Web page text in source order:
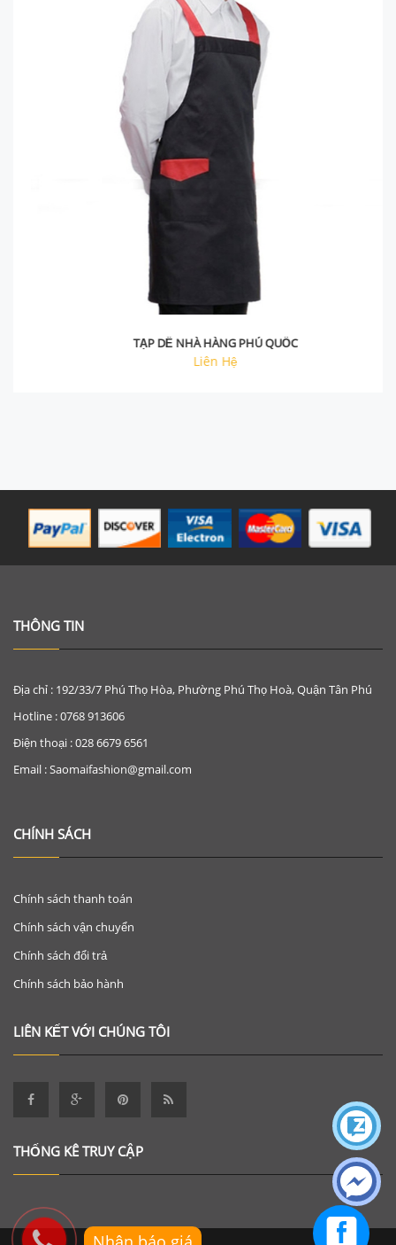
Chi tiết
TẠP DỀ NHÀ HÀNG PHÚ QUỐC
Liên Hệ
THÔNG TIN
Địa chỉ : 192/33/7 Phú Thọ Hòa, Phường Phú Thọ Hoà, Quận Tân Phú
Hotline : 0768 913606
Điện thoại : 028 6679 6561
Email : Saomaifashion@gmail.com
CHÍNH SÁCH
Chính sách thanh toán
Chính sách vận chuyển
Chính sách đổi trả
Chính sách bảo hành
LIÊN KẾT VỚI CHÚNG TÔI
THỐNG KÊ TRUY CẬP